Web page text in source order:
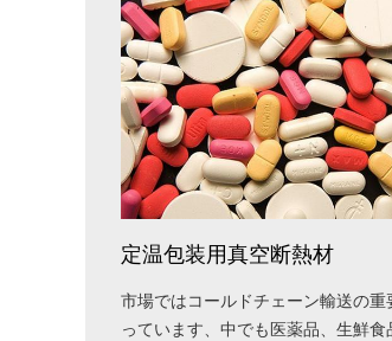
定温包装用真空断熱材
市場ではコールドチェーン輸送の重
っています、中でも医薬品、生鮮食